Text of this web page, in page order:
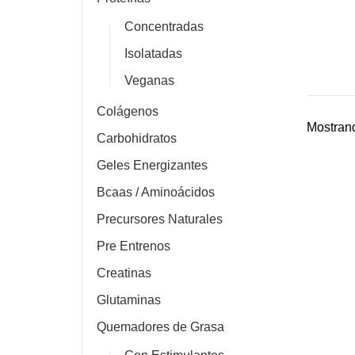
Concentradas
Isolatadas
Veganas
Colágenos
Carbohidratos
Geles Energizantes
Bcaas / Aminoácidos
Precursores Naturales
Pre Entrenos
Creatinas
Glutaminas
Quemadores de Grasa